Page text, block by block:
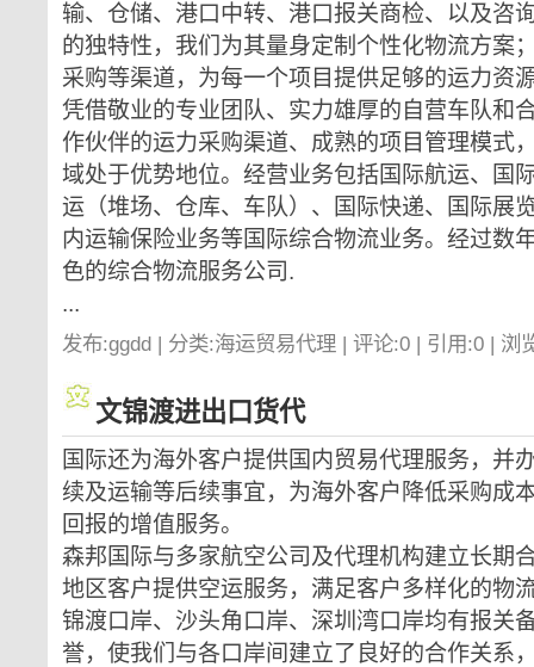
输、仓储、港口中转、港口报关商检、以及咨
的独特性，我们为其量身定制个性化物流方案
采购等渠道，为每一个项目提供足够的运力资
凭借敬业的专业团队、实力雄厚的自营车队和
作伙伴的运力采购渠道、成熟的项目管理模式
域处于优势地位。经营业务包括国际航运、国
运（堆场、仓库、车队）、国际快递、国际展
内运输保险业务等国际综合物流业务。经过数
色的综合物流服务公司.
...
发布:ggdd | 分类:海运贸易代理 | 评论:0 | 引用:0 | 浏
文锦渡进出口货代
国际还为海外客户提供国内贸易代理服务，并
续及运输等后续事宜，为海外客户降低采购成
回报的增值服务。
森邦国际与多家航空公司及代理机构建立长期
地区客户提供空运服务，满足客户多样化的物
锦渡口岸、沙头角口岸、深圳湾口岸均有报关
誉，使我们与各口岸间建立了良好的合作关系